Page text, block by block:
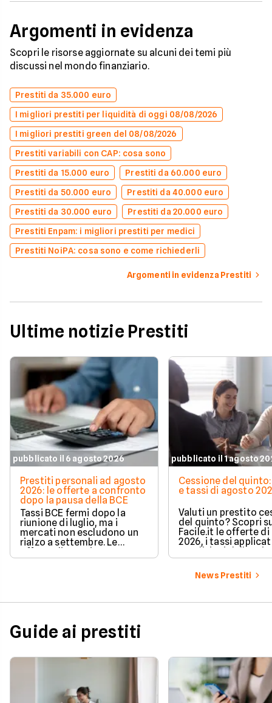
Argomenti in evidenza
Scopri le risorse aggiornate su alcuni dei temi più
discussi nel mondo finanziario.
Prestiti da 35.000 euro
I migliori prestiti per liquidità di oggi 08/08/2026
I migliori prestiti green del 08/08/2026
Prestiti variabili con CAP: cosa sono
Prestiti da 15.000 euro
Prestiti da 60.000 euro
Prestiti da 50.000 euro
Prestiti da 40.000 euro
Prestiti da 30.000 euro
Prestiti da 20.000 euro
Prestiti Enpam: i migliori prestiti per medici
Prestiti NoiPA: cosa sono e come richiederli
Argomenti in evidenza Prestiti
Ultime notizie Prestiti
pubblicato il 6 agosto 2026
Prestiti personali ad agosto
2026: le offerte a confronto
dopo la pausa della BCE
Tassi BCE fermi dopo la
riunione di luglio, ma i
mercati non escludono un
rialzo a settembre. Le
personale di agosto 2026 su
pubblicato il 1 agosto
Cessione del
e tassi di agosto
Valuti un prestito
del quinto? Scopri
Facile.it le offerte
2026, i tassi
soluzioni disponibili.
News Prestiti
Guide ai prestiti